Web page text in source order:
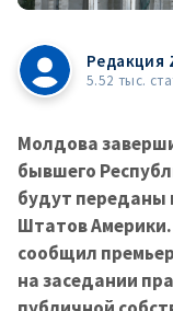
Редакция
5.52 тыс.
Молдова
бывшего
будут переданы
Штатов
сообщил
на заседании